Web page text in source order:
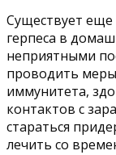
Существует еще
герпеса в
неприятными
проводить
иммунитета,
контактов с
стараться
лечить со